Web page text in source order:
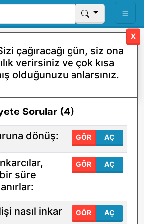
çağıracağı gün, siz ona
verirsiniz ve çok kısa
olduğunuzu anlarsınız.
X
Sorular (4)
GÖR AÇ
dönüş:
GÖR AÇ
süre
GÖR AÇ
nasıl inkar